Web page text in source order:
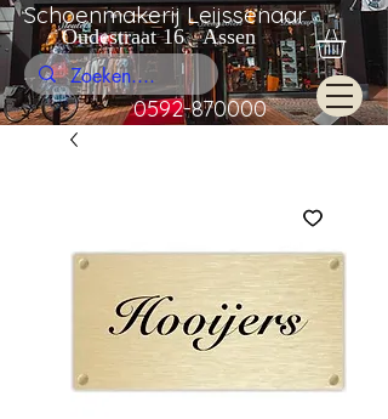
Schoenmakerij Leijssenaar
Oudestraat 16 Assen
0592-870000